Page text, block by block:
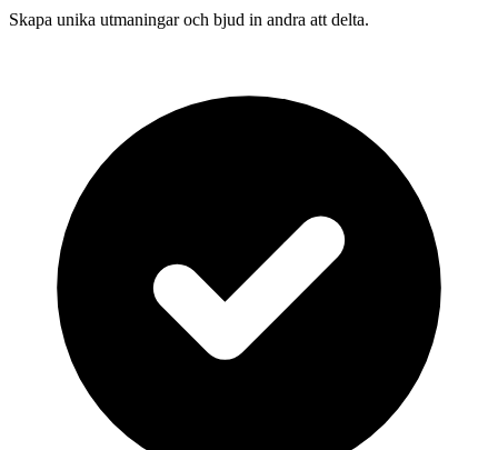
Skapa unika utmaningar och bjud in andra att delta.